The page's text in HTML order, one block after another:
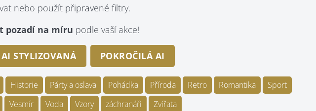
nebo použít připravené filtry.
pozadí na míru podle vaší akce!
AI STYLIZOVANÁ POKROČILÁ AI
Historie Párty a oslava Pohádka Příroda Retro Romantika
Sport
Vesmír Voda Vzory záchranáři Zvířata